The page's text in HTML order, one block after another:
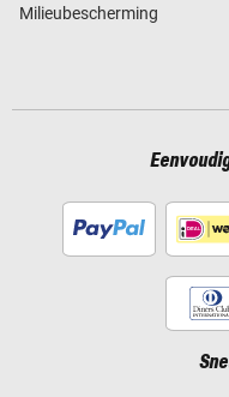
Milieubescherming